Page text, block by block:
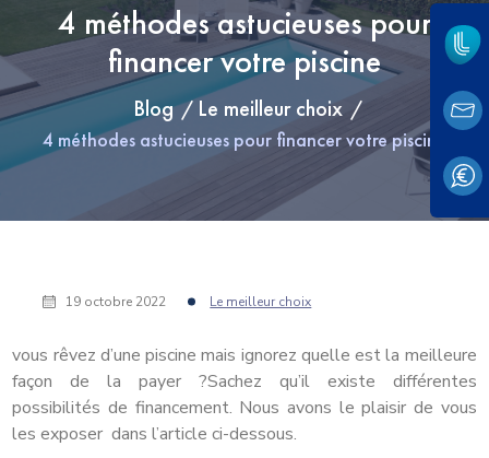
4 méthodes astucieuses pour
financer votre piscine
Blog Le meilleur choix
4 méthodes astucieuses pour financer votre piscine
19 octobre 2022 Le meilleur choix
vous rêvez d’une piscine mais ignorez quelle est la meilleure
façon de la payer ?Sachez qu’il existe différentes
possibilités de financement. Nous avons le plaisir de vous
les exposer dans l’article ci-dessous.